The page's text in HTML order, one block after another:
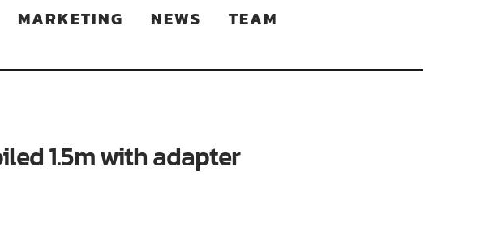
MARKETING NEWS TEAM
1.5m with adapter